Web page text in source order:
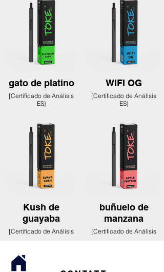
gato de platino
[Certificado de Análisis
ES}
WIFI OG
[Certificado de Análisis
ES}
Kush de
guayaba
[Certificado de Análisis
buñuelo de
manzana
[Certificado de Análisis